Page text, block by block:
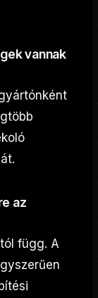
vannak
az
függ. A